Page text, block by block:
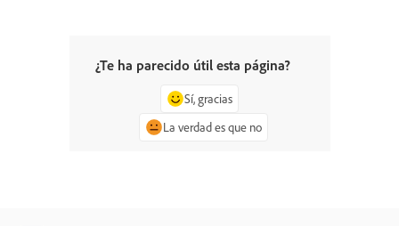
¿Te ha parecido útil esta página?
Sí, gracias
La verdad es que no